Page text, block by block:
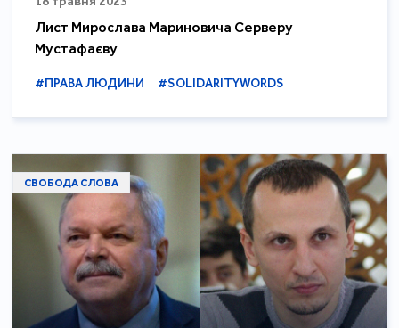
Лист Мирослава Мариновича Серверу
Мустафаєву
#ПРАВА ЛЮДИНИ #SOLIDARITYWORDS
СВОБОДА СЛОВА